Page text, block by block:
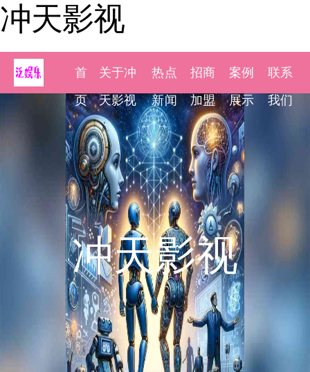
冲天影视
首
页
关于冲
天影视
热点
新闻
招商
加盟
案例
展示
联系
我们
冲天影视